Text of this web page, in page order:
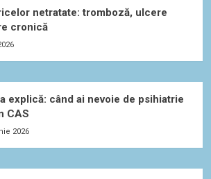
netratate: tromboză, ulcere
cronică
explică: când ai nevoie de psihiatrie
CAS
2026